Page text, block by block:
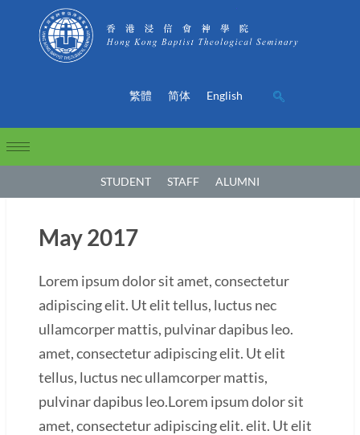
繁體 简体 English
STUDENT STAFF ALUMNI
May 2017
Lorem ipsum dolor sit amet, consectetur
adipiscing elit. Ut elit tellus, luctus nec
ullamcorper mattis, pulvinar dapibus leo.
amet, consectetur adipiscing elit. Ut elit
tellus, luctus nec ullamcorper mattis,
pulvinar dapibus leo.Lorem ipsum dolor sit
amet, consectetur adipiscing elit. elit. Ut elit